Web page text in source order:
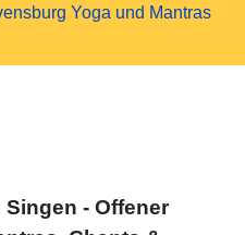
Singen - Offener